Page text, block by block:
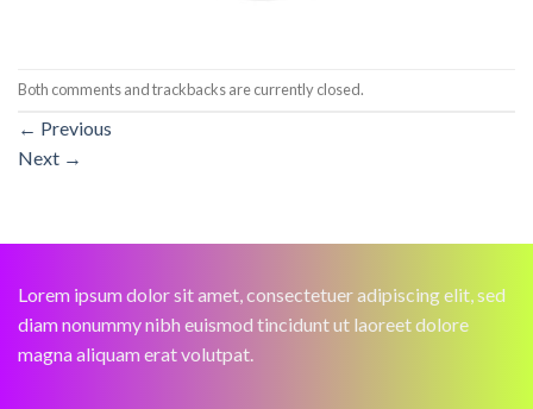
Both comments and trackbacks are currently closed.
← Previous
Next →
Lorem ipsum dolor sit amet, consectetuer adipiscing elit, sed
diam nonummy nibh euismod tincidunt ut laoreet dolore
magna aliquam erat volutpat.